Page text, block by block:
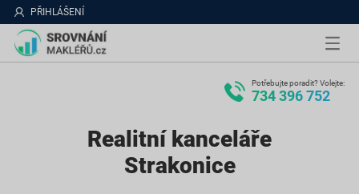
PŘIHLÁŠENÍ
Realitní kanceláře
Strakonice
Potřebujte poradit? Volejte:
734 396 752